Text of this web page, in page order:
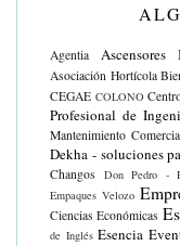
Agentia Ascensores
Asociación Hortícola
CEGAE COLONO
Profesional de
Mantenimiento
Dekha - soluciones
Changos
Don Pedro -
Empaques Velozo
Ciencias Económicas
de Inglés Esencia